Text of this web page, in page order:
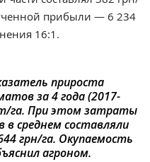
прибыли — 6 234
16:1.
прироста
за 4 года (2017-
т/га. При этом затраты
в среднем составляли
грн/га. Окупаемость
агроном.